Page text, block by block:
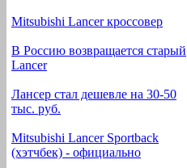
Mitsubishi Lancer кроссовер
В Россию возвращается старый
Lancer
Лансер стал дешевле на 30-50
тыс. руб.
Mitsubishi Lancer Sportback
(хэтчбек) - официально